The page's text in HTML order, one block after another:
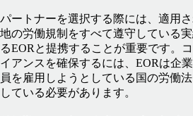
パートナーを選択する際には、適用
地の労働規制をすべて遵守している
るEORと提携することが重要です。
イアンスを確保するには、EORは企
員を雇用しようとしている国の労働
している必要があります。